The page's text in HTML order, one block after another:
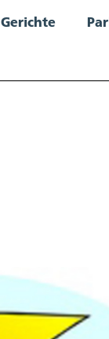
Gerichte